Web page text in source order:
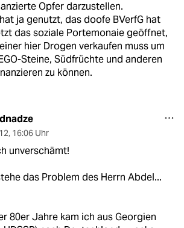
Opfer darzustellen.
ja genutzt, das doofe BVerfG hat
das soziale Portemonaie geöffnet,
hier Drogen verkaufen muss um
Steine, Südfrüchte und anderen
zu können.
, 16:06 Uhr
unverschämt!
das Problem des Herrn Abdel...
80er Jahre kam ich aus Georgien